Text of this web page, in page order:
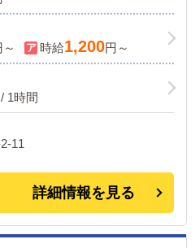
～ 時給1,200円～
1時間
11
詳細情報を見る